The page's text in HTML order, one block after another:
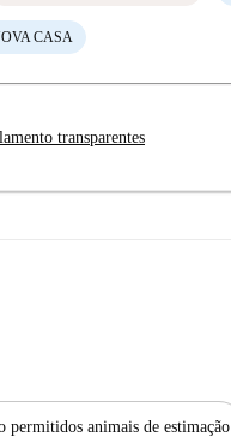
CASA
transparentes
permitidos animais de estimação